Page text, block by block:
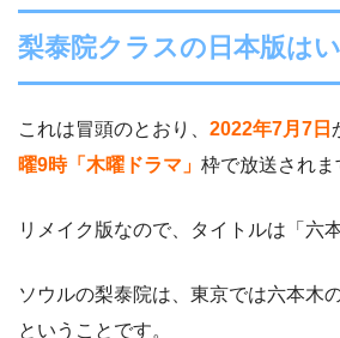
梨泰院クラスの日本版は
これは冒頭のとおり、 2022年7月7日
曜9時「木曜ドラマ」 枠で放送されま
リメイク版なので、タイトルは「六
ソウルの梨泰院は、東京では六本木
ということです。